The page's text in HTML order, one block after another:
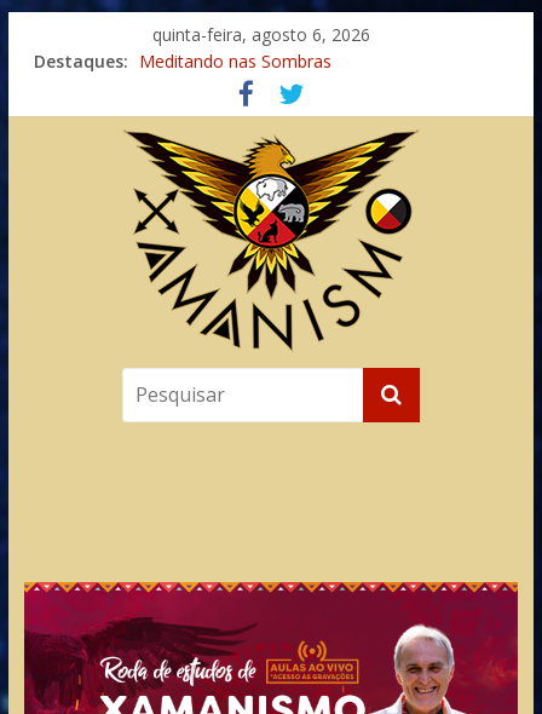
quinta-feira, agosto 6, 2026
Destaques:
Imaginação na Cura
Meditando nas Sombras
Autosuficiência: A Jornada do Espírito Ancestral
Xamanismo Universal
Totens – Caminho Espiritual – Crescimento